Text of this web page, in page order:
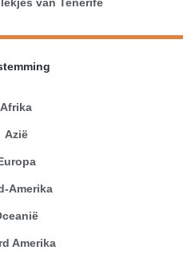
Afrika
Azië
Amerika
Amerika